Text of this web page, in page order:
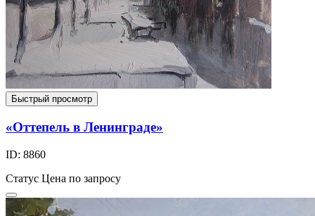
Быстрый просмотр
«Оттепель в Ленинграде»
ID: 8860
Статус Цена по запросу